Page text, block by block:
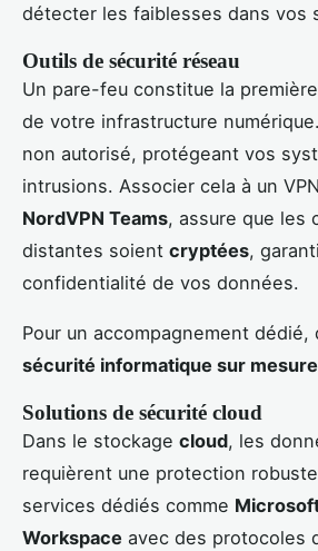
détecter les faiblesses dans vos
Outils de sécurité réseau
Un pare-feu constitue la
de votre infrastructure
non autorisé, protégeant vos
intrusions. Associer cela à un
NordVPN Teams, assure que les
distantes soient cryptées,
confidentialité de vos données.
Pour un accompagnement dédié,
sécurité informatique sur
Solutions de sécurité cloud
Dans le stockage cloud, les
requièrent une protection
services dédiés comme
Workspace avec des protocoles